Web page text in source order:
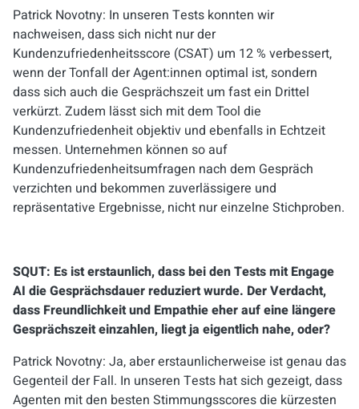
Patrick Novotny: In unseren Tests konnten wir
nachweisen, dass sich nicht nur der
Kundenzufriedenheitsscore (CSAT) um 12 % verbessert,
wenn der Tonfall der Agent:innen optimal ist, sondern
dass sich auch die Gesprächszeit um fast ein Drittel
verkürzt. Zudem lässt sich mit dem Tool die
Kundenzufriedenheit objektiv und ebenfalls in Echtzeit
messen. Unternehmen können so auf
Kundenzufriedenheitsumfragen nach dem Gespräch
verzichten und bekommen zuverlässigere und
repräsentative Ergebnisse, nicht nur einzelne Stichproben.
SQUT: Es ist erstaunlich, dass bei den Tests mit Engage
AI die Gesprächsdauer reduziert wurde. Der Verdacht,
dass Freundlichkeit und Empathie eher auf eine längere
Gesprächszeit einzahlen, liegt ja eigentlich nahe, oder?
Patrick Novotny: Ja, aber erstaunlicherweise ist genau das
Gegenteil der Fall. In unseren Tests hat sich gezeigt, dass
Agenten mit den besten Stimmungsscores die kürzesten